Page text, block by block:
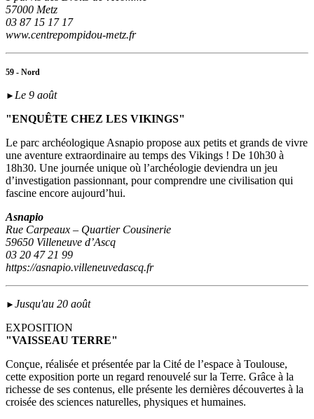
57000 Metz
03 87 15 17 17
www.centrepompidou-metz.fr
59 - Nord
► Le 9 août
"ENQUÊTE CHEZ LES VIKINGS"
Le parc archéologique Asnapio propose aux petits et grands de vivre
une aventure extraordinaire au temps des Vikings ! De 10h30 à
18h30. Une journée unique où l’archéologie deviendra un jeu
d’investigation passionnant, pour comprendre une civilisation qui
fascine encore aujourd’hui.
Asnapio
Rue Carpeaux – Quartier Cousinerie
59650 Villeneuve d’Ascq
03 20 47 21 99
https://asnapio.villeneuvedascq.fr
► Jusqu'au 20 août
EXPOSITION
"VAISSEAU TERRE"
Conçue, réalisée et présentée par la Cité de l’espace à Toulouse,
cette exposition porte un regard renouvelé sur la Terre. Grâce à la
richesse de ses contenus, elle présente les dernières découvertes à la
croisée des sciences naturelles, physiques et humaines.